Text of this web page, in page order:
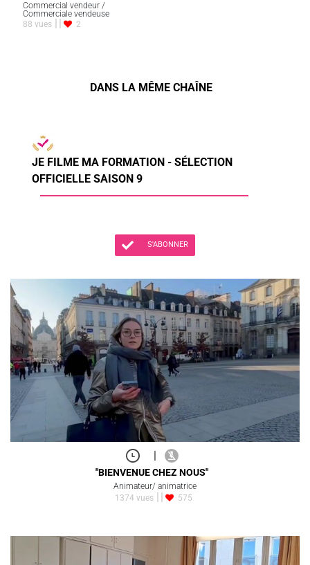
Commercial vendeur /
Commerciale vendeuse
88 vues
2
DANS LA MÊME CHAÎNE
JE FILME MA FORMATION - SÉLECTION
OFFICIELLE SAISON 9
S'ABONNER
|
"BIENVENUE CHEZ NOUS"
Animateur/ animatrice
1374 vues
575